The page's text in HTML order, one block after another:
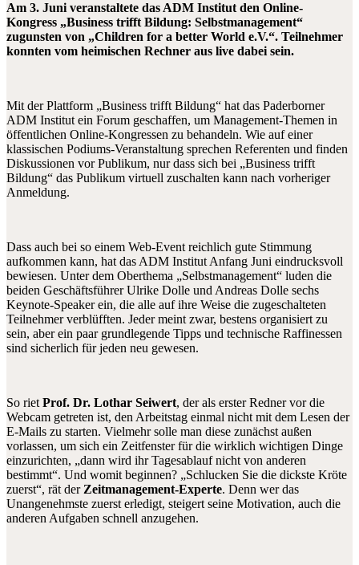
Am 3. Juni veranstaltete das ADM Institut den Online-
Kongress „Business trifft Bildung: Selbstmanagement“
zugunsten von „Children for a better World e.V.“. Teilnehmer
konnten vom heimischen Rechner aus live dabei sein.
Mit der Plattform „Business trifft Bildung“ hat das Paderborner
ADM Institut ein Forum geschaffen, um Management-Themen in
öffentlichen Online-Kongressen zu behandeln. Wie auf einer
klassischen Podiums-Veranstaltung sprechen Referenten und finden
Diskussionen vor Publikum, nur dass sich bei „Business trifft
Bildung“ das Publikum virtuell zuschalten kann nach vorheriger
Anmeldung.
Dass auch bei so einem Web-Event reichlich gute Stimmung
aufkommen kann, hat das ADM Institut Anfang Juni eindrucksvoll
bewiesen. Unter dem Oberthema „Selbstmanagement“ luden die
beiden Geschäftsführer Ulrike Dolle und Andreas Dolle sechs
Keynote-Speaker ein, die alle auf ihre Weise die zugeschalteten
Teilnehmer verblüfften. Jeder meint zwar, bestens organisiert zu
sein, aber ein paar grundlegende Tipps und technische Raffinessen
sind sicherlich für jeden neu gewesen.
So rietProf. Dr. Lothar Seiwert, der als erster Redner vor die
Webcam getreten ist, den Arbeitstag einmal nicht mit dem Lesen der
E-Mails zu starten. Vielmehr solle man diese zunächst außen
vorlassen, um sich ein Zeitfenster für die wirklich wichtigen Dinge
einzurichten, „dann wird ihr Tagesablauf nicht von anderen
bestimmt“. Und womit beginnen? „Schlucken Sie die dickste Kröte
zuerst“, rät derZeitmanagement-Experte. Denn wer das
Unangenehmste zuerst erledigt, steigert seine Motivation, auch die
anderen Aufgaben schnell anzugehen.